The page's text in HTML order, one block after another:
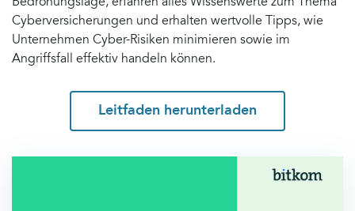
Cyberversicherungen und erhalten wertvolle Tipps, wie
Unternehmen Cyber-Risiken minimieren sowie im
Angriffsfall effektiv handeln können.
Leitfaden herunterladen